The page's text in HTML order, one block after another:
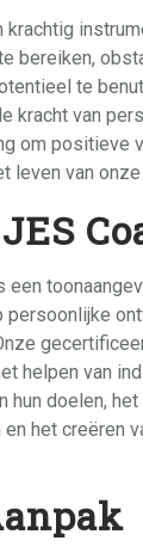
krachtig
bereiken,
te
kracht van
om positieve
leven van
een
persoonlijke
helpen van
hun doelen,
het creëren